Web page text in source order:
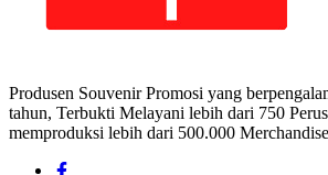
Produsen Souvenir Promosi yang
tahun, Terbukti Melayani lebih dari 750
memproduksi lebih dari 500.000 Merchandise